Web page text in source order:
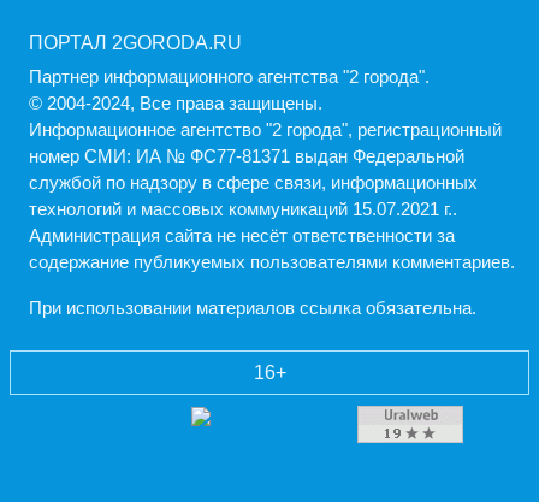
ПОРТАЛ 2GORODA.RU
Партнер информационного агентства "2 города".
© 2004-2024, Все права защищены.
Информационное агентство "2 города", регистрационный
номер СМИ: ИА № ФС77-81371 выдан Федеральной
службой по надзору в сфере связи, информационных
технологий и массовых коммуникаций 15.07.2021 г..
Администрация cайта не несёт ответственности за
содержание публикуемых пользователями комментариев.
При использовании материалов ссылка обязательна.
16+